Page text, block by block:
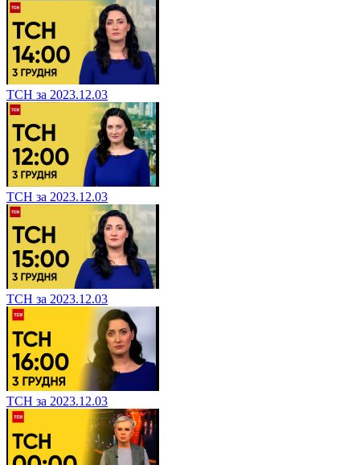
ТСН за 2023.12.03
ТСН за 2023.12.03
ТСН за 2023.12.03
ТСН за 2023.12.03